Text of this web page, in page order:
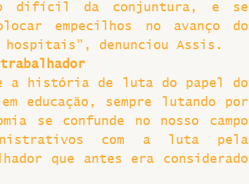
difícil da conjuntura, e se
empecilhos no avanço do
denunciou Assis.
a história de luta do papel do
educação, sempre lutando por
se confunde no nosso campo
com a luta pela
que antes era considerado